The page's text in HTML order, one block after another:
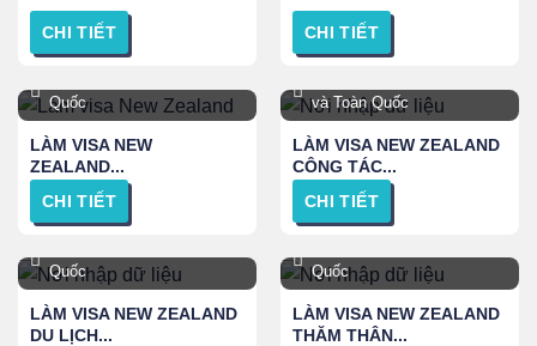
CHI TIẾT CHI TIẾT
Quốc
LÀM VISA NEW
ZEALAND...
CHI TIẾT
và Toàn Quốc
LÀM VISA NEW ZEALAND
CÔNG TÁC...
CHI TIẾT
Quốc
LÀM VISA NEW ZEALAND
DU LỊCH...
Quốc
LÀM VISA NEW ZEALAND
THĂM THÂN...